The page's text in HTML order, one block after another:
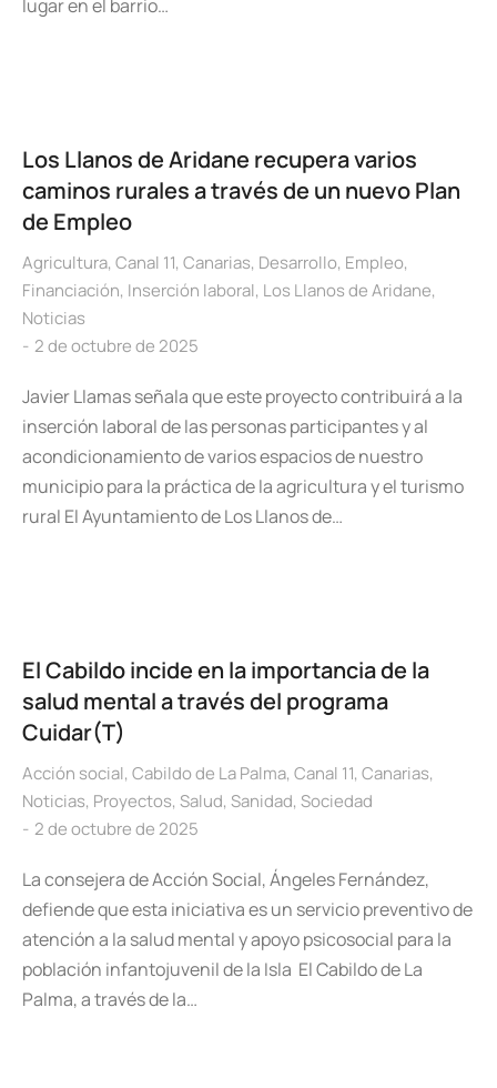
lugar en el barrio…
Los Llanos de Aridane recupera varios
caminos rurales a través de un nuevo Plan
de Empleo
Agricultura, Canal 11, Canarias, Desarrollo, Empleo,
Financiación, Inserción laboral, Los Llanos de Aridane,
Noticias
2 de octubre de 2025
Javier Llamas señala que este proyecto contribuirá a la
inserción laboral de las personas participantes y al
acondicionamiento de varios espacios de nuestro
municipio para la práctica de la agricultura y el turismo
rural El Ayuntamiento de Los Llanos de…
El Cabildo incide en la importancia de la
salud mental a través del programa
Cuidar(T)
Acción social, Cabildo de La Palma, Canal 11, Canarias,
Noticias, Proyectos, Salud, Sanidad, Sociedad
2 de octubre de 2025
La consejera de Acción Social, Ángeles Fernández,
defiende que esta iniciativa es un servicio preventivo de
atención a la salud mental y apoyo psicosocial para la
población infantojuvenil de la Isla El Cabildo de La
Palma, a través de la…